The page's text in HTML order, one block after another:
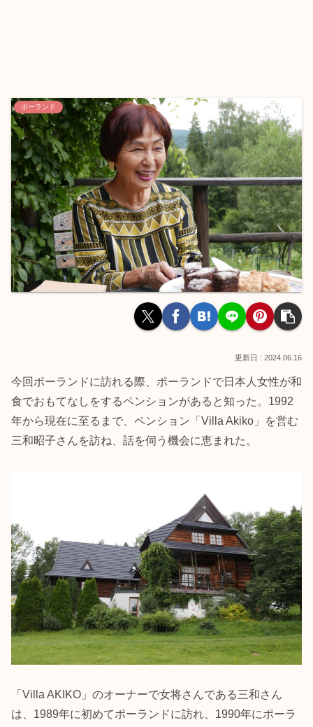
ポーランド
2024.06.16
今回ポーランドに訪れる際、ポーランドで日本人女性が和
食でおもてなしをするペンションがあると知った。1992
年から現在に至るまで、ペンション「Villa Akiko」を営む
三和昭子さんを訪ね、話を伺う機会に恵まれた。
「Villa AKIKO」のオーナーで女将さんである三和さん
は、1989年に初めてポーランドに訪れ、1990年にポーラ